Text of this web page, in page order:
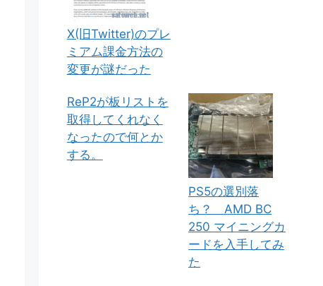
X(旧Twitter)のプレ
ミアム課金方法の
変更が謎だった
ReP2が板リストを
取得してくれなく
なったので何とか
する。
PS5の選別落
ち？ AMD BC
250 マイニングカ
ードを入手してみ
た